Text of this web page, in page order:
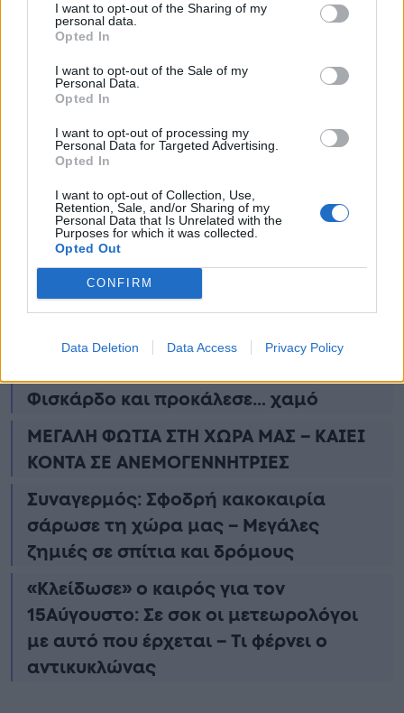
I want to opt-out of the Sharing of my
personal data.
Opted In
I want to opt-out of the Sale of my
Personal Data.
Opted In
I want to opt-out of processing my
Personal Data for Targeted Advertising.
Opted In
I want to opt-out of Collection, Use,
Retention, Sale, and/or Sharing of my
Personal Data that Is Unrelated with the
Purposes for which it was collected.
Opted Out
CONFIRM
Data Deletion Data Access Privacy Policy
Ειδήσεις σήμερα
«Μποτιλιάρισμα» στην Κεφαλονιά
ντυμένη έτσι, με τα μαλλιά πιασμένα
Φισκάρδο και προκάλεσε… χαμό
ΜΕΓΑΛΗ ΦΩΤΙΑ ΣΤΗ ΧΩΡΑ ΜΑΣ – ΚΑΙΕΙ
ΚΟΝΤΑ ΣΕ ΑΝΕΜΟΓΕΝΝΗΤΡΙΕΣ
Συναγερμός: Σφοδρή κακοκαιρία
σάρωσε τη χώρα μας – Μεγάλες
ζημιές σε σπίτια και δρόμους
«Κλείδωσε» ο καιρός για τον
15Αύγουστο: Σε σοκ οι μετεωρολόγοι
με αυτό που έρχεται – Τι φέρνει ο
αντικυκλώνας